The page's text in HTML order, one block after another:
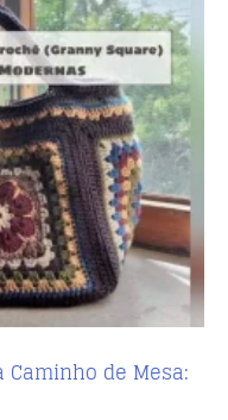
Caminho de Mesa: